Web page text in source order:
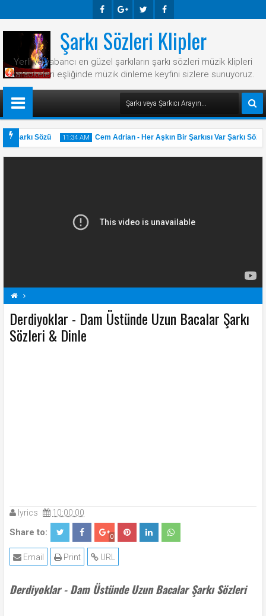
Ook E-
Plus
R Ook
Şarkı Sözleri Klipler
Yerli ve yabancı en güzel şarkıların şarkı sözleri müzik klipleri
karaokeleri eşliğinde müzik dinleme keyfini sizlere sunuyoruz.
Şarkı Sözü 11:34 AM
May
2025
Cem Adrian - Her Aşkın Bir Şarkısı Var Şarkı Sözü
D Dam Üstünde Uzun Bacalar Şarkı Sözleri
Derdiyoklar Şarkı Sözleri
Şarkı Sözleri
Derdiyoklar - Dam Üstünde Uzun Bacalar Şarkı
Sözleri & Dinle
lyrics 10:00:00
Share to: 0
URL
Print
Email
Derdiyoklar - Dam Üstünde Uzun Bacalar Şarkı Sözleri